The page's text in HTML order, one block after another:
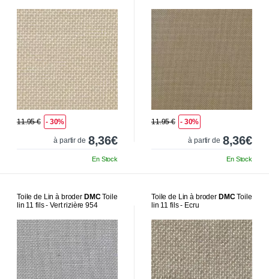
11.95 € - 30%
à partir de 8,36€
En Stock
11.95 € - 30%
à partir de 8,36€
En Stock
Toile de Lin à broder DMCToile
lin 11 fils - Vert rizière 954
Toile de Lin à broder DMCToile
lin 11 fils - Ecru